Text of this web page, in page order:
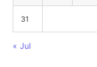
31
« Jul